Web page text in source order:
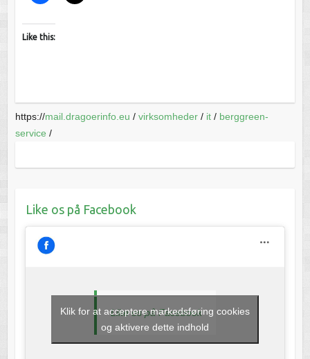
Like this:
https://mail.dragoerinfo.eu / virksomheder/ it/ berggreen-
service /
Like os på Facebook
Like os på Facebook
Klik for at acceptere markedsføring cookies
og aktivere dette indhold